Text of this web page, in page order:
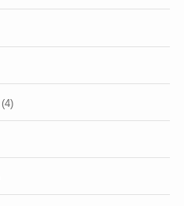
(4)